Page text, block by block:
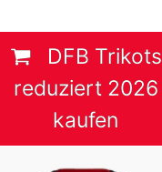
DFB Trikots
reduziert 2026
kaufen